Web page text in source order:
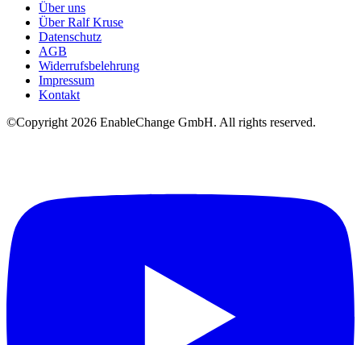
Über uns
Über Ralf Kruse
Datenschutz
AGB
Widerrufsbelehrung
Impressum
Kontakt
©Copyright 2026 EnableChange GmbH. All rights reserved.